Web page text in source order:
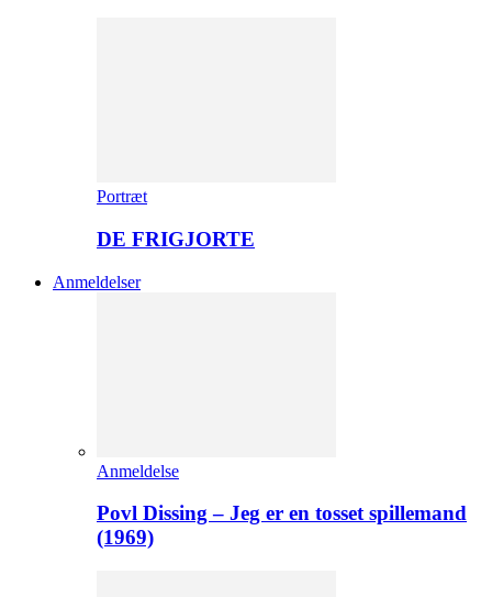
Portræt
DE FRIGJORTE
Anmeldelser
Anmeldelse
Povl Dissing – Jeg er en tosset spillemand
(1969)